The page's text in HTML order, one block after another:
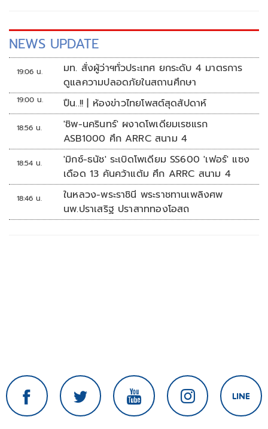
NEWS UPDATE
19:06 น.
มท. สั่งผู้ว่าฯทั่วประเทศ ยกระดับ 4 มาตรการ
ดูแลความปลอดภัยในสถานศึกษา
19:00 น. ปืน..!! | ห้องข่าวไทยโพสต์สุดสัปดาห์
18:56 น.
'ชิพ-นครินทร์' ผงาดโพเดียมเรซแรก
ASB1000 ศึก ARRC สนาม 4
18:54 น.
'มิกซ์-ธนัช' ระเบิดโพเดียม SS600 'เฟอร์' แซง
เดือด 13 คันคว้าแต้ม ศึก ARRC สนาม 4
18:46 น.
ในหลวง-พระราชินี พระราชทานเพลิงศพ
นพ.ปราเสริฐ ปราสาททองโอสถ